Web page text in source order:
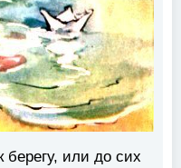
берегу, или до сих